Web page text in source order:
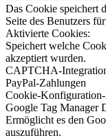
Das Cookie speichert
Seite des Benutzers
Aktivierte Cookies:
Speichert welche
akzeptiert wurden.
CAPTCHA-
PayPal-Zahlungen
Cookie-
Google Tag Manager
Ermöglicht es den
auszuführen.